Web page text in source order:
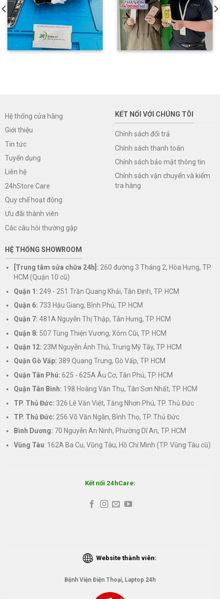
Hệ thống cửa hàng
Giới thiệu
Tin tức
Tuyển dụng
Liên hệ
24hStore Care
Quy chế hoạt động
Ưu đãi thành viên
Các câu hỏi thường gặp
KẾT NỐI VỚI CHÚNG TÔI
Chính sách đổi trả
Chính sách thanh toán
Chính sách bảo mật thông tin
Chính sách vận chuyển và kiểm
tra hàng
HỆ THỐNG SHOWROOM
[Trung tâm sửa chữa 24h]: 260 đường 3 Tháng 2, Hòa Hưng, TP.
HCM (Quận 10 cũ)
Quận 1: 249 - 251 Trần Quang Khải, Tân Định, TP. HCM
Quận 6: 733 Hậu Giang, Bình Phú, TP. HCM
Quận 7: 481A Nguyễn Thị Thập, Tân Hưng, TP. HCM
Quận 8: 507 Tùng Thiện Vương, Xóm Cũi, TP. HCM
Quận 12: 23M Nguyễn Ảnh Thủ, Trung Mỹ Tây, TP. HCM
Quận Gò Vấp: 389 Quang Trung, Gò Vấp, TP. HCM
Quận Tân Phú: 625 - 625A Âu Cơ, Tân Phú, TP. HCM
Quận Tân Bình: 198 Hoàng Văn Thụ, Tân Sơn Nhất, TP. HCM
TP. Thủ Đức: 326 Lê Văn Việt, Tăng Nhơn Phú, TP. Thủ Đức
TP. Thủ Đức: 256 Võ Văn Ngân, Bình Thọ, TP. Thủ Đức
Bình Dương: 70 Nguyễn An Ninh, Phường Dĩ An, TP. HCM
Vũng Tàu: 162A Ba Cu, Vũng Tàu, Hồ Chí Minh (TP. Vũng Tàu cũ)
Kết nối 24hCare:
Website thành viên:
Bệnh Viện Điện Thoại, Laptop 24h